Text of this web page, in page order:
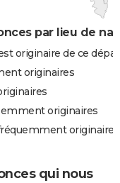
par lieu de
originaire de ce
originaires
originaires
originaires
qui nous